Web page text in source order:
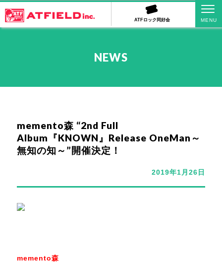
ATFロック同好会
NEWS
memento森 “2nd Full
Album『KNOWN』Release OneMan～
無知の知～”開催決定！
2019年1月26日
memento森